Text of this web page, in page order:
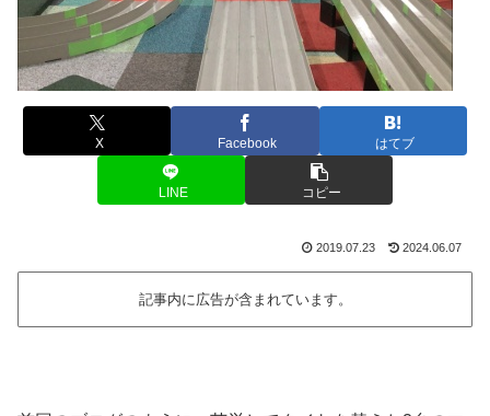
X Facebook はてブ
LINE コピー
2019.07.23 2024.06.07
記事内に広告が含まれています。